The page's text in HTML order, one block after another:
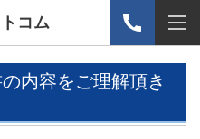
コム
内容をご理解頂き